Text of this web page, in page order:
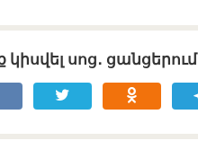
կիսվել սոց․ ցանցերում